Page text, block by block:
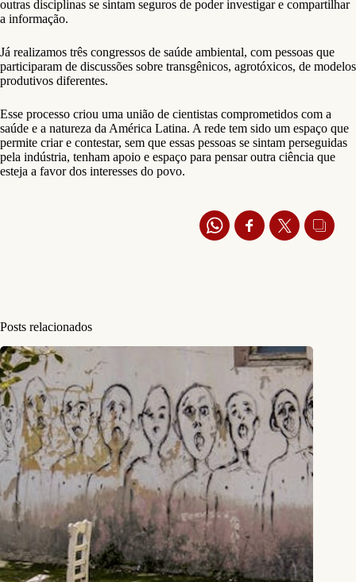
outras disciplinas se sintam seguros de poder investigar e compartilhar
a informação.
Já realizamos três congressos de saúde ambiental, com pessoas que
participaram de discussões sobre transgênicos, agrotóxicos, de modelos
produtivos diferentes.
Esse processo criou uma união de cientistas comprometidos com a
saúde e a natureza da América Latina. A rede tem sido um espaço que
permite criar e contestar, sem que essas pessoas se sintam perseguidas
pela indústria, tenham apoio e espaço para pensar outra ciência que
esteja a favor dos interesses do povo.
Posts relacionados